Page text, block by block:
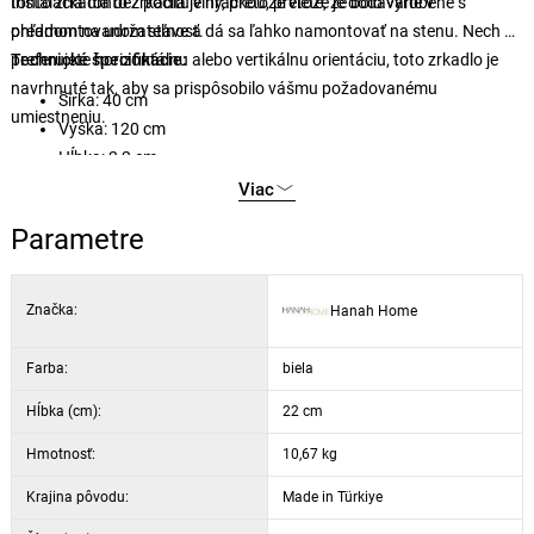
ohľadom na udržateľnosť.
predmontovanom stave a dá sa ľahko namontovať na stenu. Nech už
preferujete horizontálnu alebo vertikálnu orientáciu, toto zrkadlo je
navrhnuté tak, aby sa prispôsobilo vášmu požadovanému
umiestneniu.
Technické špecifikácie:
Šírka: 40 cm
Výška: 120 cm
Hĺbka: 2,2 cm
Materiál: 100% melamínom potiahnutá drevotriesková doska
PVC pásiky
Šetrné k životnému prostrediu
Možnosť montáže na stenu
Nastaviteľné horizontálne a vertikálne
Viac
Parametre
Značka: Hanah Home
Farba: biela
Hĺbka (cm): 22 cm
Hmotnosť: 10,67 kg
Krajina pôvodu: Made in Türkiye